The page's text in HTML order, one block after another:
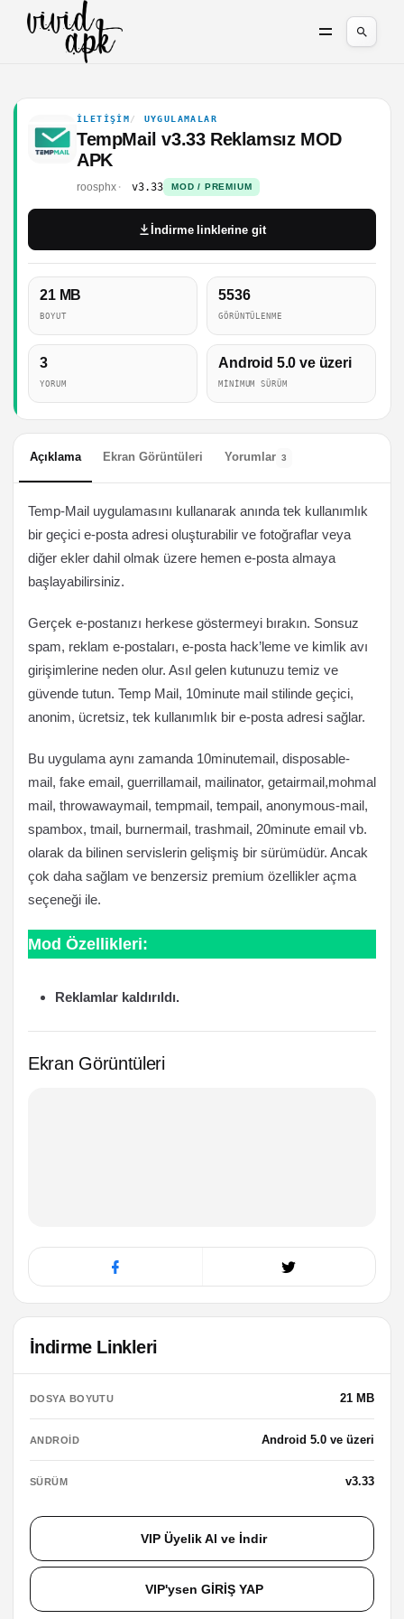
İLETIŞIM UYGULAMALAR
TempMail v3.33 Reklamsız MOD
APK
roosphx v3.33 MOD / PREMIUM
21 MB
BOYUT
5536
GÖRÜNTÜLENME
3
YORUM
Android 5.0 ve üzeri
MINIMUM SÜRÜM
İndirme linklerine git
Açıklama Ekran Görüntüleri Yorumlar 3
Temp-Mail uygulamasını kullanarak anında tek kullanımlık
bir geçici e-posta adresi oluşturabilir ve fotoğraflar veya
diğer ekler dahil olmak üzere hemen e-posta almaya
başlayabilirsiniz.
Gerçek e-postanızı herkese göstermeyi bırakın. Sonsuz
spam, reklam e-postaları, e-posta hack’leme ve kimlik avı
girişimlerine neden olur. Asıl gelen kutunuzu temiz ve
güvende tutun. Temp Mail, 10minute mail stilinde geçici,
anonim, ücretsiz, tek kullanımlık bir e-posta adresi sağlar.
Bu uygulama aynı zamanda 10minutemail, disposable-
mail, fake email, guerrillamail, mailinator, getairmail,mohmal
mail, throwawaymail, tempmail, tempail, anonymous-mail,
spambox, tmail, burnermail, trashmail, 20minute email vb.
olarak da bilinen servislerin gelişmiş bir sürümüdür. Ancak
çok daha sağlam ve benzersiz premium özellikler açma
seçeneği ile.
Mod Özellikleri:
Reklamlar kaldırıldı.
Ekran Görüntüleri
İndirme Linkleri
DOSYA BOYUTU 21 MB
ANDROID Android 5.0 ve üzeri
SÜRÜM v3.33
VIP Üyelik Al ve İndir
VIP'ysen GİRİŞ YAP